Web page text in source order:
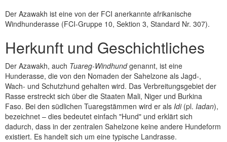
Der Azawakh ist eine von der FCI anerkannte afrikanische
Windhunderasse (FCI-Gruppe 10, Sektion 3, Standard Nr. 307).
Herkunft und Geschichtliches
Der Azawakh, auch Tuareg-Windhundgenannt, ist eine
Hunderasse, die von den Nomaden der Sahelzone als Jagd-,
Wach- und Schutzhund gehalten wird. Das Verbreitungsgebiet der
Rasse erstreckt sich über die Staaten Mali, Niger und Burkina
Faso. Bei den südlichen Tuaregstämmen wird er als Idi(pl. Iadan),
bezeichnet – dies bedeutet einfach "Hund" und erklärt sich
dadurch, dass in der zentralen Sahelzone keine andere Hundeform
existiert. Es handelt sich um eine typische Landrasse.